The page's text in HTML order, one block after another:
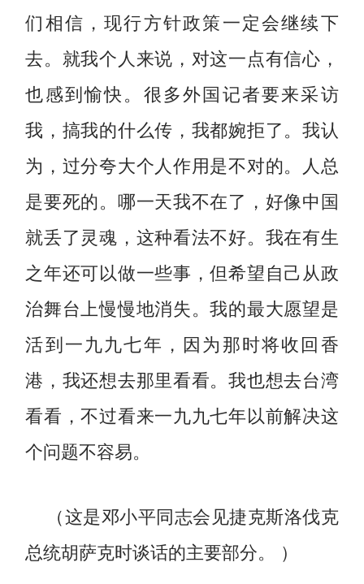
们相信，现行方针政策一定会继续下
去。就我个人来说，对这一点有信心，
也感到愉快。很多外国记者要来采访
我，搞我的什么传，我都婉拒了。我认
为，过分夸大个人作用是不对的。人总
是要死的。哪一天我不在了，好像中国
就丢了灵魂，这种看法不好。我在有生
之年还可以做一些事，但希望自己从政
治舞台上慢慢地消失。我的最大愿望是
活到一九九七年，因为那时将收回香
港，我还想去那里看看。我也想去台湾
看看，不过看来一九九七年以前解决这
个问题不容易。
（这是邓小平同志会见捷克斯洛伐克
总统胡萨克时谈话的主要部分。 ）